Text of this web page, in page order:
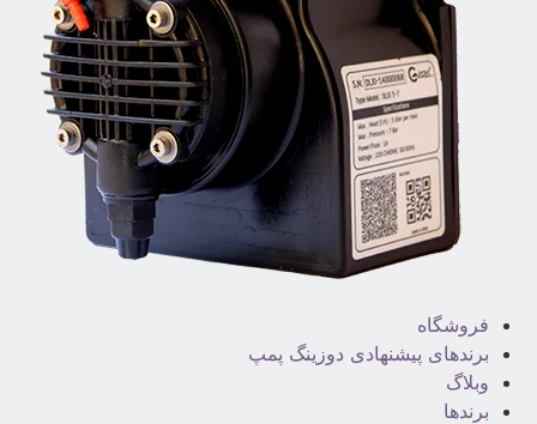
فروشگاه
برندهای پیشنهادی دوزینگ پمپ
وبلاگ
برندها